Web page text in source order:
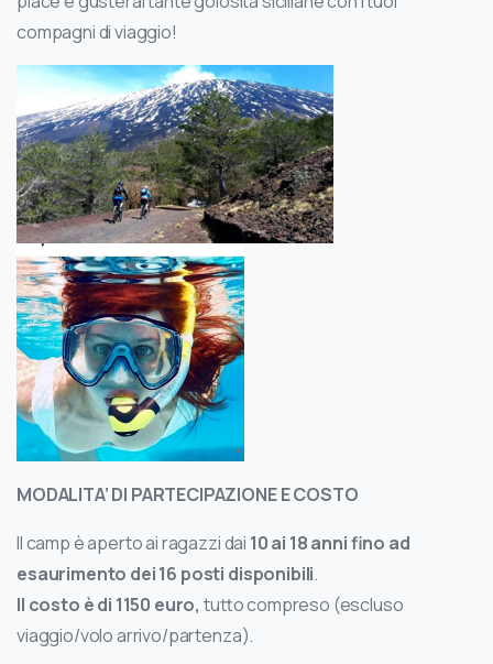
compagni di viaggio!
MODALITA’ DI PARTECIPAZIONE E COSTO
Il camp è aperto ai ragazzi dai 10 ai 18 anni fino ad
esaurimento dei 16 posti disponibili.
Il costo è di 1150 euro, tutto compreso (escluso
viaggio/volo arrivo/partenza).